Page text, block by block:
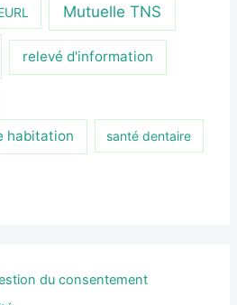
Mutuelle TNS
relevé d'information
habitation santé dentaire
du consentement